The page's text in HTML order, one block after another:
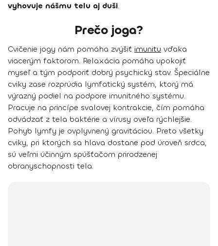
vyhovuje nášmu telu aj duši.
Prečo joga?
Cvičenie jogy nám pomáha zvýšiť imunitu vďaka
viacerým faktorom. Relaxácia pomáha upokojiť
myseľ a tým podporiť dobrý psychický stav. Špeciálne
cviky zase rozprúdia lymfatický systém, ktorý má
výrazný podiel na podpore imunitného systému.
Pracuje na princípe svalovej kontrakcie, čím pomáha
odvádzať z tela baktérie a vírusy oveľa rýchlejšie.
Pohyb lymfy je ovplyvnený gravitáciou. Preto všetky
cviky, pri ktorých sa hlava dostane pod úroveň srdca,
sú veľmi účinným spúšťačom prirodzenej
obranyschopnosti tela.